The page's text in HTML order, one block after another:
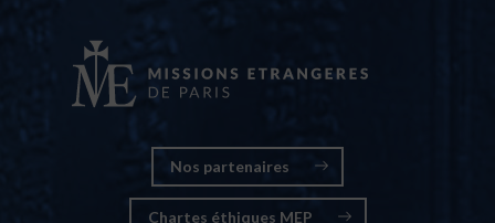
Nos partenaires
Chartes éthiques MEP